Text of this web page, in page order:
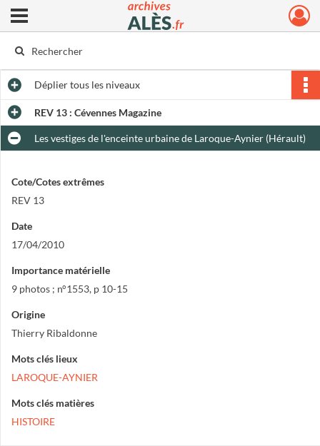
Archives municipales d'Alès
Ouvrir le menu déroulant
Dépliertous les niveaux
REV 13 : Cévennes Magazine
Les vestiges de l'enceinte urbaine de Laroque-Aynier (Hérault)
Cote/Cotes extrêmes
REV 13
Date
17/04/2010
Importance matérielle
9 photos ; n°1553, p 10-15
Origine
Thierry Ribaldonne
Mots clés lieux
LAROQUE-AYNIER
Mots clés matières
HISTOIRE